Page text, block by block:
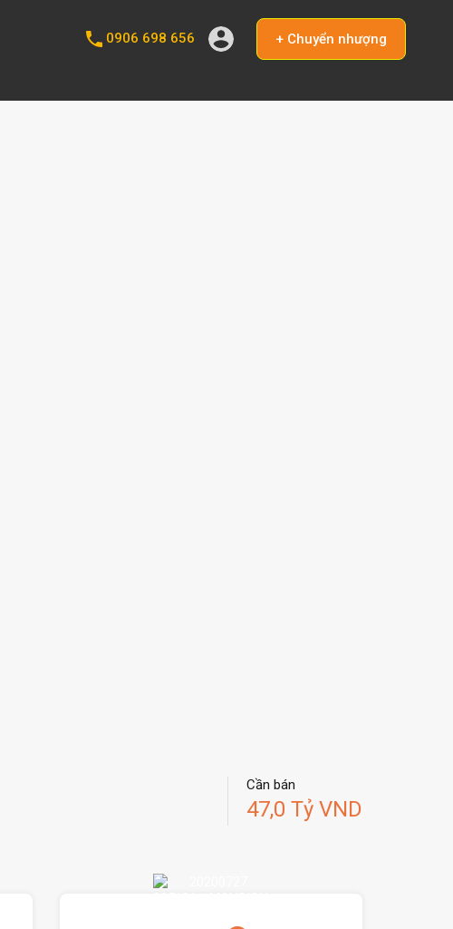
0906 698 656 + Chuyển nhượng
Cần bán
47,0 Tỷ VND